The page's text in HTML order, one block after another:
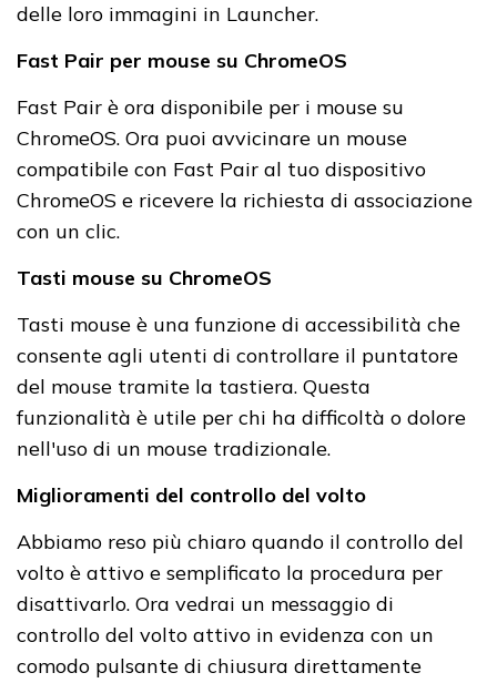
delle loro immagini in Launcher.
Fast Pair per mouse su ChromeOS
Fast Pair è ora disponibile per i mouse su
ChromeOS. Ora puoi avvicinare un mouse
compatibile con Fast Pair al tuo dispositivo
ChromeOS e ricevere la richiesta di associazione
con un clic.
Tasti mouse su ChromeOS
Tasti mouse è una funzione di accessibilità che
consente agli utenti di controllare il puntatore
del mouse tramite la tastiera. Questa
funzionalità è utile per chi ha difficoltà o dolore
nell'uso di un mouse tradizionale.
Miglioramenti del controllo del volto
Abbiamo reso più chiaro quando il controllo del
volto è attivo e semplificato la procedura per
disattivarlo. Ora vedrai un messaggio di
controllo del volto attivo in evidenza con un
comodo pulsante di chiusura direttamente